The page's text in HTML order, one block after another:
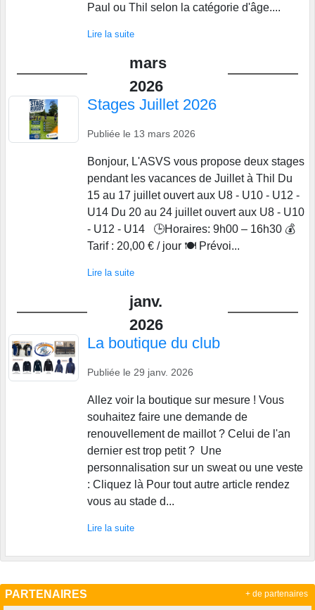
Paul ou Thil selon la catégorie d'âge....
Lire la suite
mars
2026
Stages Juillet 2026
Publiée le 13 mars 2026
Bonjour, L'ASVS vous propose deux stages
pendant les vacances de Juillet à Thil Du
15 au 17 juillet ouvert aux U8 - U10 - U12 -
U14 Du 20 au 24 juillet ouvert aux U8 - U10
- U12 - U14 🕒Horaires: 9h00 – 16h30 💰
Tarif : 20,00 € / jour 🍽️ Prévoi...
Lire la suite
janv.
2026
La boutique du club
Publiée le 29 janv. 2026
Allez voir la boutique sur mesure ! Vous
souhaitez faire une demande de
renouvellement de maillot ? Celui de l'an
dernier est trop petit ? Une
personnalisation sur un sweat ou une veste
: Cliquez là Pour tout autre article rendez
vous au stade d...
Lire la suite
PARTENAIRES + de partenaires